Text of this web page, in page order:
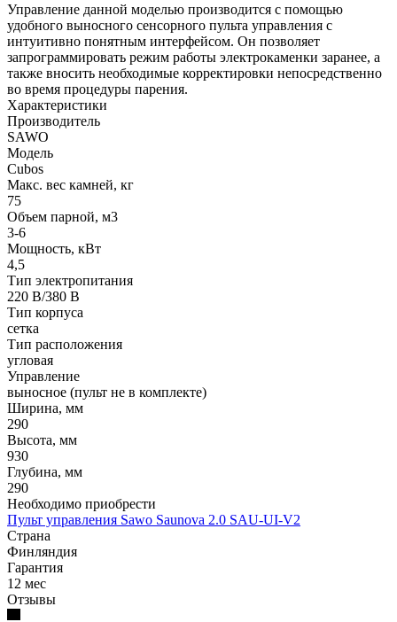
Управление данной моделью производится с помощью
удобного выносного сенсорного пульта управления с
интуитивно понятным интерфейсом. Он позволяет
запрограммировать режим работы электрокаменки заранее, а
также вносить необходимые корректировки непосредственно
во время процедуры парения.
Характеристики
Производитель
SAWO
Модель
Cubos
Макс. вес камней, кг
75
Oбъем парной, м3
3-6
Мощность, кВт
4,5
Тип электропитания
220 В/380 В
Тип корпуса
сетка
Тип расположения
угловая
Управление
выносное (пульт не в комплекте)
Ширина, мм
290
Высота, мм
930
Глубина, мм
290
Необходимо приобрести
Пульт управления Sawo Saunova 2.0 SAU-UI-V2
Страна
Финляндия
Гарантия
12 мес
Отзывы